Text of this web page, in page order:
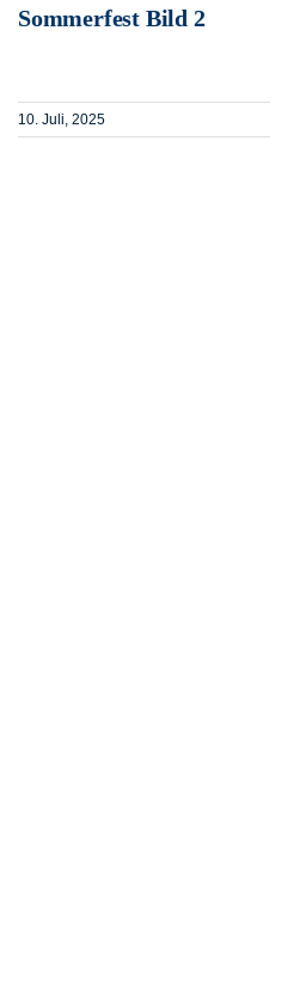
Sommerfest Bild 2
10. Juli, 2025